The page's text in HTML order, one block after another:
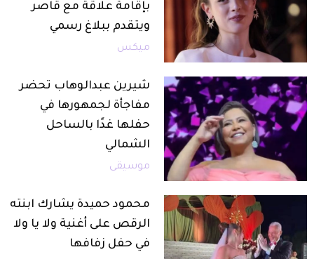
بإقامة علاقة مع قاصر
ويتقدم ببلاغ رسمي
ميكس
شيرين عبدالوهاب تحضر
مفاجأة لجمهورها في
حفلها غدًا بالساحل
الشمالي
موسيقى
محمود حميدة يشارك ابنته
الرقص على أغنية ولا يا ولا
في حفل زفافها